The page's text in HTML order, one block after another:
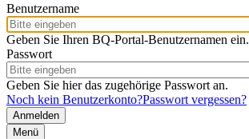
Benutzername
Geben Sie Ihren BQ-Portal-Benutzernamen ein.
Passwort
Geben Sie hier das zugehörige Passwort an.
Noch kein Benutzerkonto?Passwort vergessen?
Menü